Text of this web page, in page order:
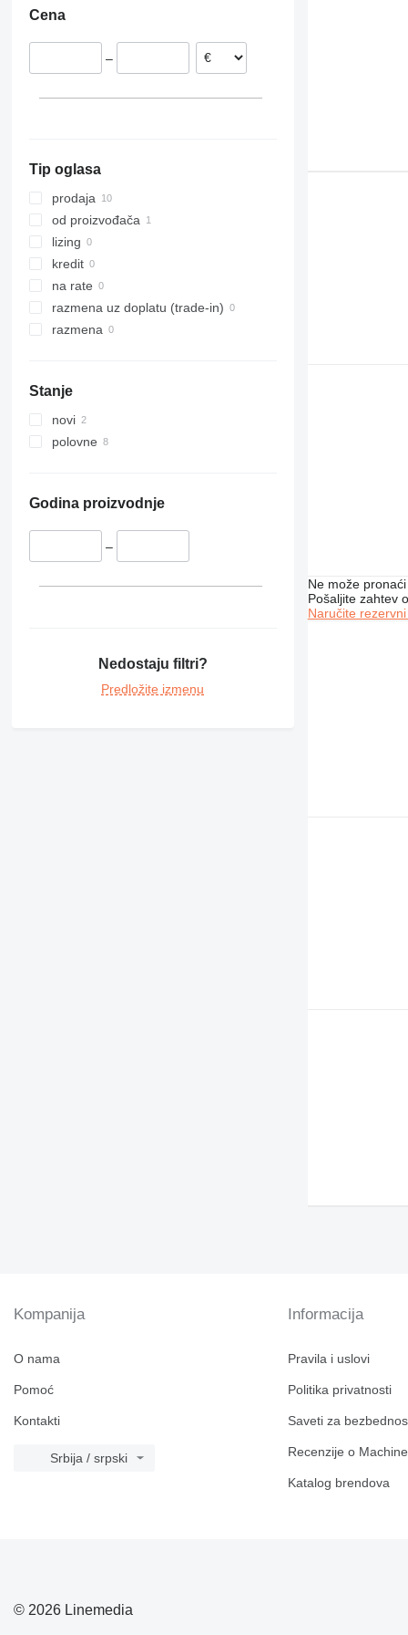
980
IT
L150
L180
Italija
Cena
–
Tip oglasa
prodaja
od proizvođača
lizing
kredit
na rate
razmena uz doplatu (trade-in)
razmena
Stanje
novi
polovne
Godina proizvodnje
–
Nedostaju filtri?
Predložite izmenu
Ne može
Pošaljite zahtev
Naručite
Kompanija
O nama
Pomoć
Kontakti
Srbija / srpski
Informacija
Pravila i uslovi
Politika privatnosti
Saveti za
Recenzije o
Katalog brendova
© 2026 Linemedia